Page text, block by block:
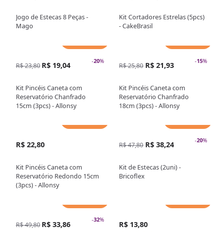
Jogo de Estecas 8 Peças -
Mago
Kit Cortadores Estrelas (5pcs)
- CakeBrasil
-20%
R$ 23,80 R$ 19,04
Kit Pincéis Caneta com
Reservatório Chanfrado
15cm (3pcs) - Allonsy
-15%
R$ 25,80 R$ 21,93
Kit Pincéis Caneta com
Reservatório Chanfrado
18cm (3pcs) - Allonsy
R$ 22,80
Kit Pincéis Caneta com
Reservatório Redondo 15cm
(3pcs) - Allonsy
-20%
R$ 47,80 R$ 38,24
Kit de Estecas (2uni) -
Bricoflex
-32%
R$ 49,80 R$ 33,86 R$ 13,80